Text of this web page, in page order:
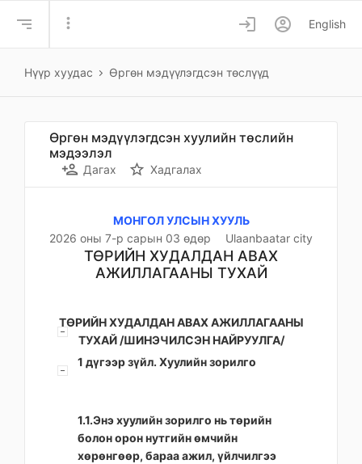
more_vert login account_circle English
Нүүр хуудас Өргөн мэдүүлэгдсэн төслүүд
Өргөн мэдүүлэгдсэн хуулийн төслийн
мэдээлэл
person_add Дагах star_border Хадгалах
МОНГОЛ УЛСЫН ХУУЛЬ
2026 оны 7-р сарын 03 өдөр
Ulaanbaatar city
ТӨРИЙН ХУДАЛДАН АВАХ
АЖИЛЛАГААНЫ ТУХАЙ
ТӨРИЙН ХУДАЛДАН АВАХ АЖИЛЛАГААНЫ
ТУХАЙ /ШИНЭЧИЛСЭН НАЙРУУЛГА/
1 дүгээр зүйл. Хуулийн зорилго
1.1.Энэ хуулийн зорилго нь төрийн
болон орон нутгийн өмчийн
хөрөнгөөр, бараа ажил, үйлчилгээ